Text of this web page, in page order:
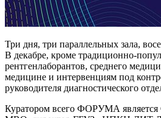
Три дня, три параллельных зала,
В декабре, кроме традиционно-
рентгенлаборантов, среднего
медицине и интервенциям под
руководителя диагностического
Куратором всего ФОРУМА является